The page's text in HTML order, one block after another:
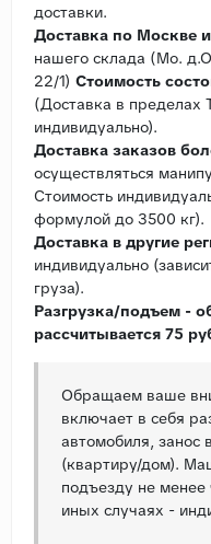
доставки.
Доставка по Москве
нашего склада (Мо.
22/1) Стоимость
(Доставка в пределах
индивидуально).
Доставка заказов
осуществляться
Стоимость
формулой до 3500 кг).
Доставка в другие
индивидуально
груза).
Разгрузка/подъем -
рассчитывается 75
Обращаем ваше
включает в себя
автомобиля, занос
(квартиру/дом).
подъезду не менее
иных случаях -